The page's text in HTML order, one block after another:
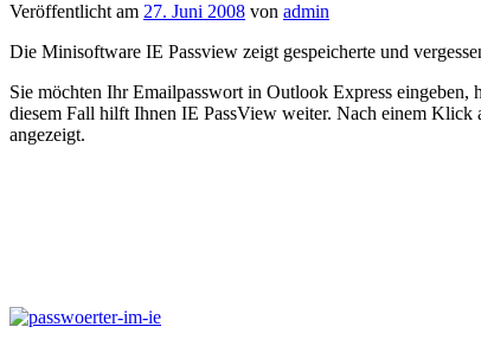
Veröffentlicht am 27. Juni 2008 von admin
Die Minisoftware IE Passview zeigt gespeicherte und
Sie möchten Ihr Emailpasswort in Outlook Express eingeben,
diesem Fall hilft Ihnen IE PassView weiter. Nach einem Klick
angezeigt.